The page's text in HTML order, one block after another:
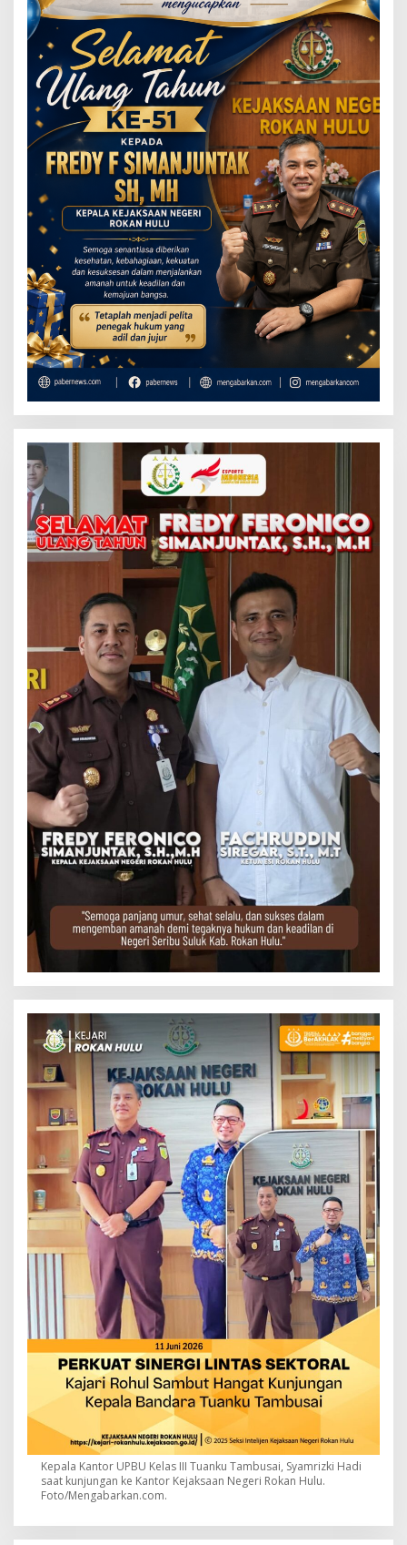
Kepala Kantor UPBU Kelas III Tuanku Tambusai, Syamrizki Hadi
saat kunjungan ke Kantor Kejaksaan Negeri Rokan Hulu.
Foto/Mengabarkan.com.